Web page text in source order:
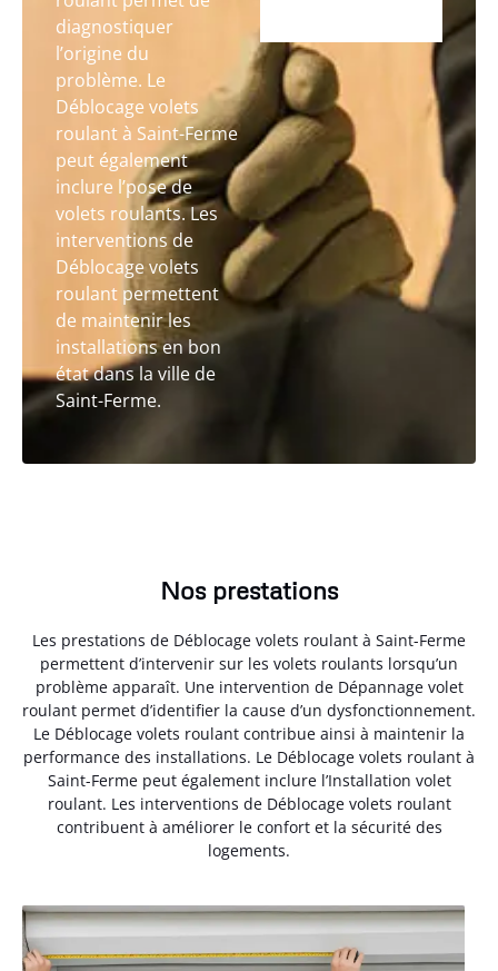
diagnostiquer
l’origine du
problème. Le
Déblocage volets
roulant à Saint-Ferme
peut également
inclure l’pose de
volets roulants. Les
interventions de
Déblocage volets
roulant permettent
de maintenir les
installations en bon
état dans la ville de
Saint-Ferme.
Nos prestations
Les prestations de Déblocage volets roulant à Saint-Ferme
permettent d’intervenir sur les volets roulants lorsqu’un
problème apparaît. Une intervention de Dépannage volet
roulant permet d’identifier la cause d’un dysfonctionnement.
Le Déblocage volets roulant contribue ainsi à maintenir la
performance des installations. Le Déblocage volets roulant à
Saint-Ferme peut également inclure l’Installation volet
roulant. Les interventions de Déblocage volets roulant
contribuent à améliorer le confort et la sécurité des
logements.